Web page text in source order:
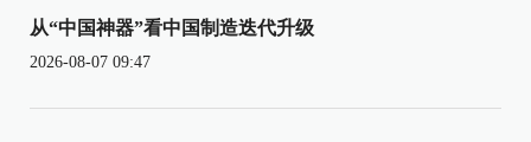
从“中国神器”看中国制造迭代升级
2026-08-07 09:47